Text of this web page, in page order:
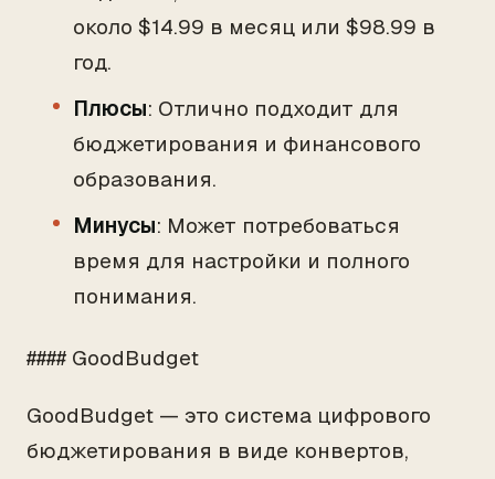
около $14.99 в месяц или $98.99 в
год.
Плюсы: Отлично подходит для
бюджетирования и финансового
образования.
Минусы: Может потребоваться
время для настройки и полного
понимания.
#### GoodBudget
GoodBudget — это система цифрового
бюджетирования в виде конвертов,